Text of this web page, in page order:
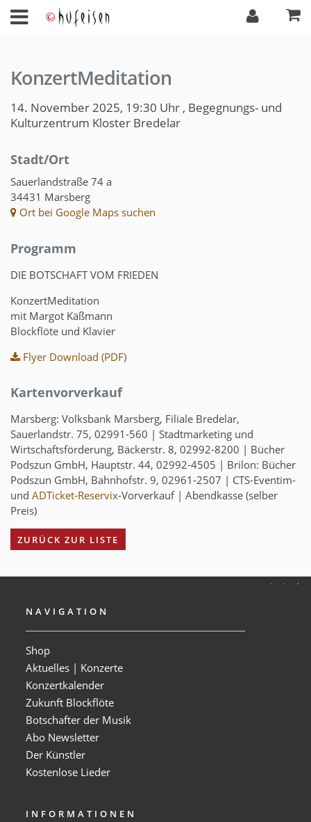
KonzertMeditation
14. November 2025, 19:30 Uhr , Begegnungs- und
Kulturzentrum Kloster Bredelar
Stadt/Ort
Sauerlandstraße 74 a
34431 Marsberg
Ort bei Google Maps suchen
Programm
DIE BOTSCHAFT VOM FRIEDEN
KonzertMeditation
mit Margot Käßmann
Blockflöte und Klavier
Flyer Download (PDF)
Kartenvorverkauf
Marsberg: Volksbank Marsberg, Filiale Bredelar,
Sauerlandstr. 75, 02991-560 | Stadtmarketing und
Wirtschaftsförderung, Bäckerstr. 8, 02992-8200 | Bücher
Podszun GmbH, Hauptstr. 44, 02992-4505 | Brilon: Bücher
Podszun GmbH, Bahnhofstr. 9, 02961-2507 | CTS-Eventim-
und ADTicket-Reservix-Vorverkauf | Abendkasse (selber
Preis)
ZURÜCK ZUR LISTE
NAVIGATION
Shop
Aktuelles | Konzerte
Konzertkalender
Zukunft Blockflöte
Botschafter der Musik
Abo Newsletter
Der Künstler
Kostenlose Lieder
INFORMATIONEN